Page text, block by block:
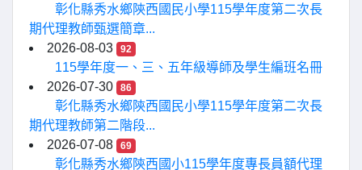
彰化縣秀水鄉陝西國民小學115學年度第二次長
期代理教師甄選簡章...
2026-08-03
92
115學年度一、三、五年級導師及學生編班名冊
2026-07-30
86
彰化縣秀水鄉陝西國民小學115學年度第二次長
期代理教師第二階段...
2026-07-08
69
彰化縣秀水鄉陝西國小115學年度專長員額代理